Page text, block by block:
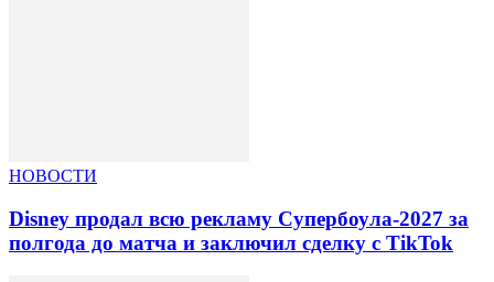
НОВОСТИ
Disney продал всю рекламу Супербоула-2027 за
полгода до матча и заключил сделку с TikTok